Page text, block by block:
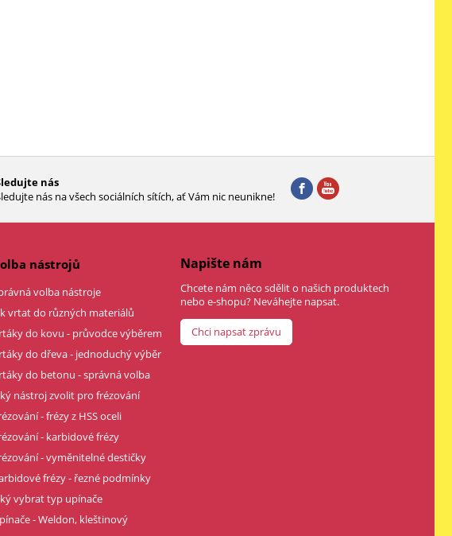
nás
nás na všech sociálních sítích, ať Vám nic neunikne!
nástrojů
volba nástroje
vrtat do různých materiálů
do kovu - průvodce výběrem
do dřeva - jednoduchý výběr
do betonu - správná volba
nástroj zvolit pro frézování
- frézy z HSS oceli
- karbidové frézy
- vyměnitelné destičky
frézy - řezné podmínky
vybrat typ upínače
- Weldon, kleštinový
Napište nám
Chcete nám něco sdělit o našich produktech
nebo e-shopu? Neváhejte napsat.
Chci napsat zprávu